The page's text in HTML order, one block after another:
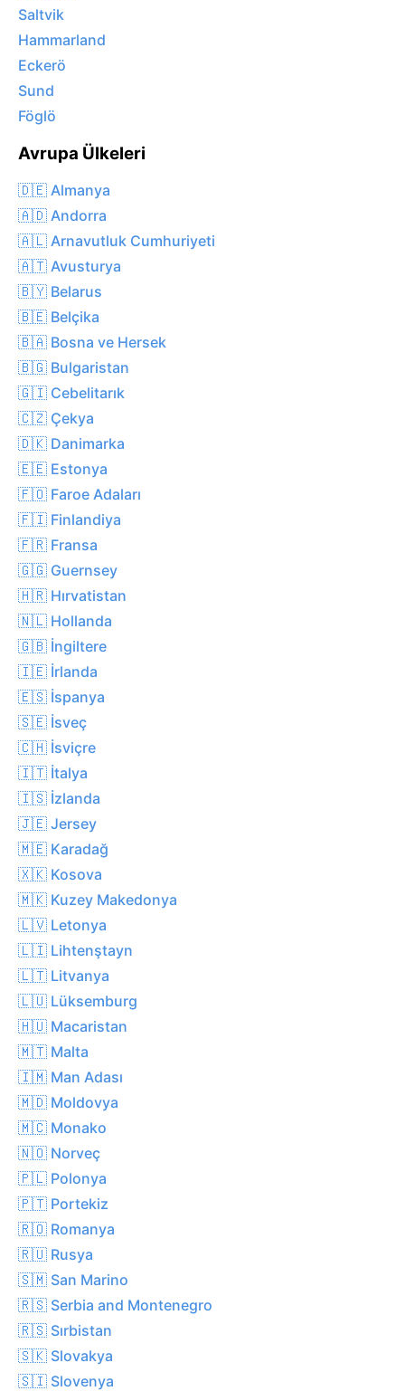
Saltvik
Hammarland
Eckerö
Sund
Föglö
Avrupa Ülkeleri
🇩🇪 Almanya
🇦🇩 Andorra
🇦🇱 Arnavutluk Cumhuriyeti
🇦🇹 Avusturya
🇧🇾 Belarus
🇧🇪 Belçika
🇧🇦 Bosna ve Hersek
🇧🇬 Bulgaristan
🇬🇮 Cebelitarık
🇨🇿 Çekya
🇩🇰 Danimarka
🇪🇪 Estonya
🇫🇴 Faroe Adaları
🇫🇮 Finlandiya
🇫🇷 Fransa
🇬🇬 Guernsey
🇭🇷 Hırvatistan
🇳🇱 Hollanda
🇬🇧 İngiltere
🇮🇪 İrlanda
🇪🇸 İspanya
🇸🇪 İsveç
🇨🇭 İsviçre
🇮🇹 İtalya
🇮🇸 İzlanda
🇯🇪 Jersey
🇲🇪 Karadağ
🇽🇰 Kosova
🇲🇰 Kuzey Makedonya
🇱🇻 Letonya
🇱🇮 Lihtenştayn
🇱🇹 Litvanya
🇱🇺 Lüksemburg
🇭🇺 Macaristan
🇲🇹 Malta
🇮🇲 Man Adası
🇲🇩 Moldovya
🇲🇨 Monako
🇳🇴 Norveç
🇵🇱 Polonya
🇵🇹 Portekiz
🇷🇴 Romanya
🇷🇺 Rusya
🇸🇲 San Marino
🇷🇸 Serbia and Montenegro
🇷🇸 Sırbistan
🇸🇰 Slovakya
🇸🇮 Slovenya